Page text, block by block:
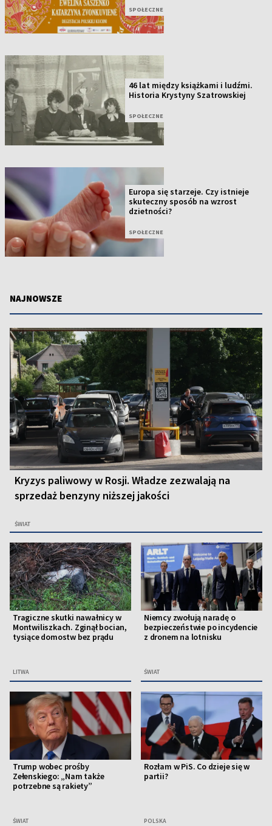
SPOŁECZNE
46 lat między książkami i ludźmi.
Historia Krystyny Szatrowskiej
SPOŁECZNE
Europa się starzeje. Czy istnieje
skuteczny sposób na wzrost
dzietności?
SPOŁECZNE
NAJNOWSZE
Kryzys paliwowy w Rosji. Władze zezwalają na
sprzedaż benzyny niższej jakości
ŚWIAT
Tragiczne skutki nawałnicy w
Montwiliszkach. Zginął bocian,
tysiące domostw bez prądu
LITWA
Niemcy zwołują naradę o
bezpieczeństwie po incydencie
z dronem na lotnisku
ŚWIAT
Trump wobec prośby
Zełenskiego: „Nam także
potrzebne są rakiety”
ŚWIAT
Rozłam w PiS. Co dzieje się w
partii?
POLSKA